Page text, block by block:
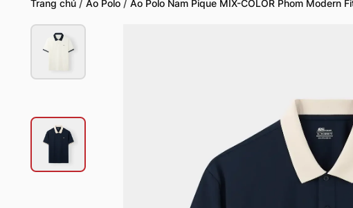
Trang chủ / Áo Polo / Áo Polo Nam Pique MIX-COLOR Phom Modern